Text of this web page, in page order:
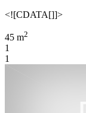
<![CDATA[]]>
45 m2
1
1